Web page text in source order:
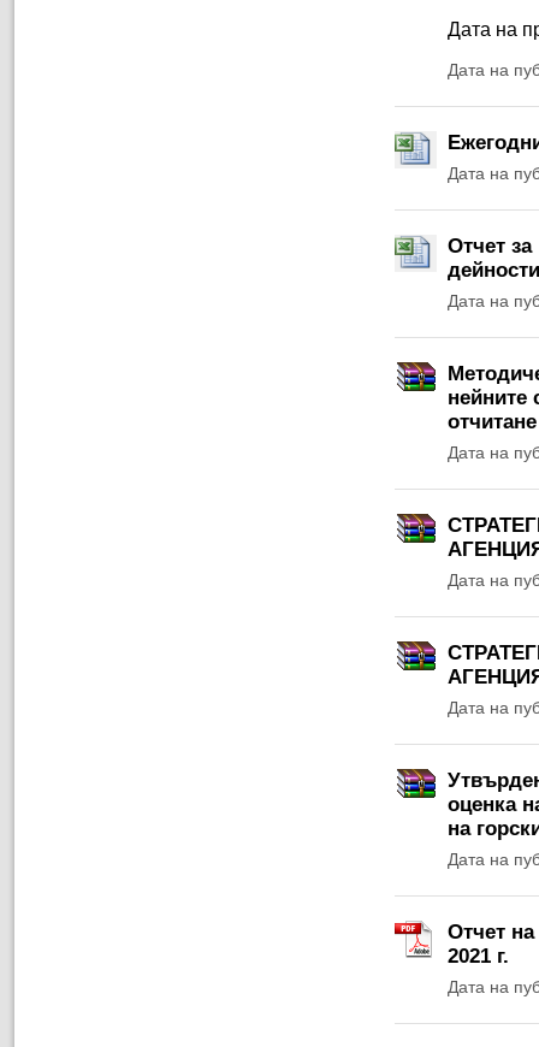
Дата на
Дата на
Дата на
Отчет за
Дата на
нейните
Дата на
АГЕНЦИЯ
Дата на
Дата на
оценка
на
Дата на
Отчет
2021 г.
Дата на